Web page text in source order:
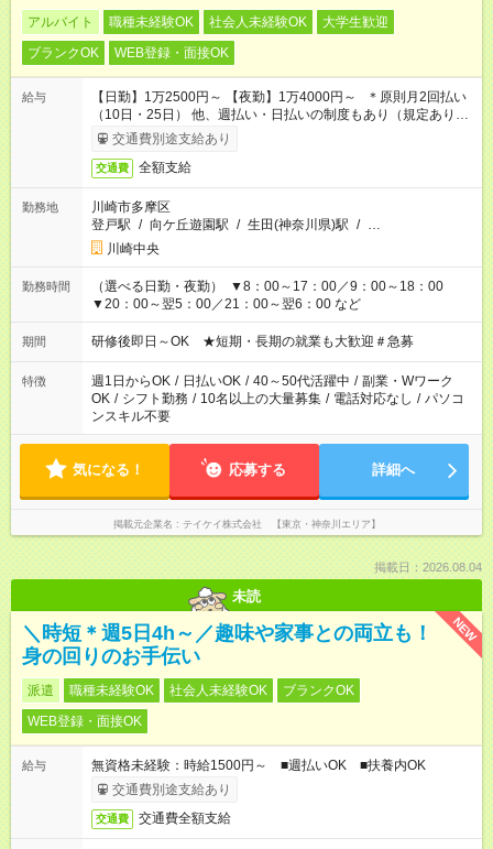
アルバイト 職種未経験OK 社会人未経験OK
大学生歓迎
ブランクOK
WEB登録・面接OK
給与
【日勤】1万2500円～ 【夜勤】1万4000円～ ＊原則月2回払い
（10日・25日） 他、週払い・日払いの制度もあり（規定あり）
＃日収1万円以上
交通費別途支給あり
交通費 全額支給
勤務地
川崎市多摩区
登戸駅 / 向ケ丘遊園駅 / 生田(神奈川県)駅 / …
川崎中央
勤務時間
（選べる日勤・夜勤） ▼8：00～17：00／9：00～18：00
▼20：00～翌5：00／21：00～翌6：00 など
期間 研修後即日～OK ★短期・長期の就業も大歓迎＃急募
特徴 週1日からOK / 日払いOK / 40～50代活躍中 / 副業・Wワーク
OK / シフト勤務 / 10名以上の大量募集 / 電話対応なし / パソコ
ンスキル不要
気になる！ 応募する 詳細へ
掲載元企業名 テイケイ株式会社 【東京・神奈川エリア】
掲載日：2026.08.04
未読
NEW
＼時短＊週5日4h～／趣味や家事との両立も！
身の回りのお手伝い
派遣 職種未経験OK 社会人未経験OK
ブランクOK
WEB登録・面接OK
給与
無資格未経験：時給1500円～ ■週払いOK ■扶養内OK
交通費別途支給あり
交通費 交通費全額支給